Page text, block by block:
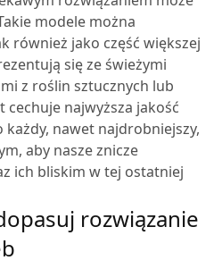
modele można
również jako część większej
się ze świeżymi
z roślin sztucznych lub
najwyższa jakość
każdy, nawet najdrobniejszy,
aby nasze znicze
ich bliskim w tej ostatniej
rozwiązanie